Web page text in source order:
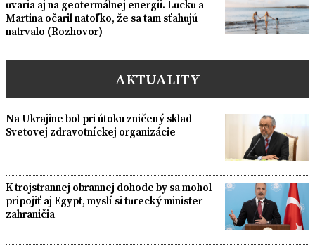
uvaria aj na geotermálnej energii. Lucku a
Martina očaril natoľko, že sa tam sťahujú
natrvalo (Rozhovor)
AKTUALITY
Na Ukrajine bol pri útoku zničený sklad
Svetovej zdravotníckej organizácie
K trojstrannej obrannej dohode by sa mohol
pripojiť aj Egypt, myslí si turecký minister
zahraničia